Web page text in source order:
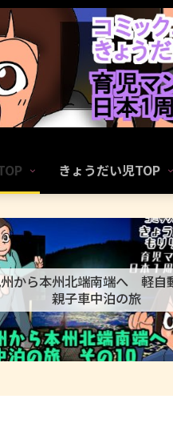
きょうだい児TOP
から本州北端南端へ 軽自
親子車中泊の旅